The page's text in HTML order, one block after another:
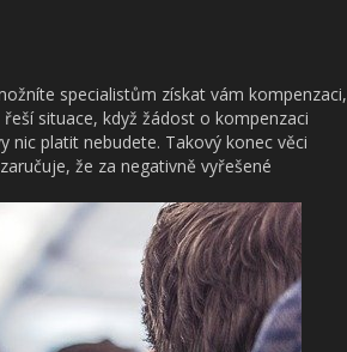
specialistům získat vám kompenzaci,
situace, když žádost o kompenzaci
nic platit nebudete. Takový konec věci
že za negativně vyřešené